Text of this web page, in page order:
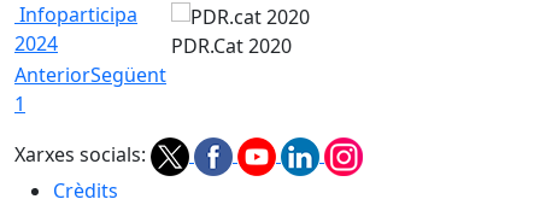
Infoparticipa
2024
PDR.Cat 2020
AnteriorSegüent
1
Xarxes socials:
Crèdits